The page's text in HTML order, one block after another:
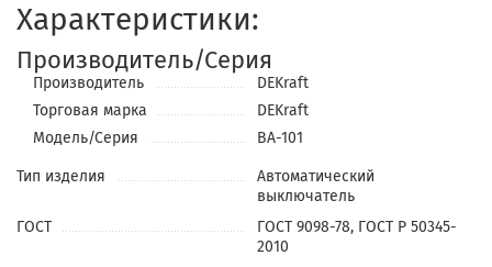
Характеристики:
Производитель/Серия
Производитель
DEKraft
Торговая марка
DEKraft
Модель/Серия
ВА-101
Тип изделия
Автоматический
выключатель
ГОСТ
ГОСТ 9098-78, ГОСТ Р 50345-
2010